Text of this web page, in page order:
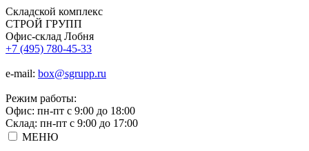
Складской комплекс
СТРОЙ ГРУПП
Офис-склад Лобня
+7 (495) 780-45-33
e-mail: box@sgrupp.ru
Режим работы:
Офис: пн-пт с 9:00 до 18:00
Склад: пн-пт с 9:00 до 17:00
МЕНЮ